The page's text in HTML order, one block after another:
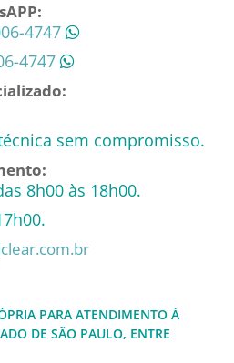
4747
4747
sem compromisso.
8h00 às 18h00.
PARA ATENDIMENTO À
DE SÃO PAULO, ENTRE